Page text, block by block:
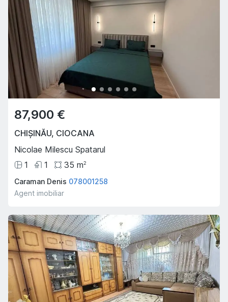
87,900 €
CHIȘINĂU, CIOCANA
Nicolae Milescu Spatarul
1
1 35 m2
Caraman Denis 078001258
Agent imobiliar